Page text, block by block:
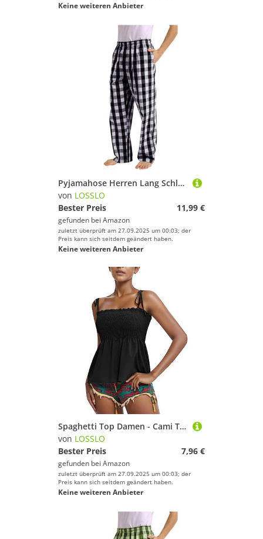
Keine weiteren Anbieter
Pyjamahose Herren Lang Schlafanzughosen für Herren Flanell Baumwolle Pyjama Hose Karierte Bequem Loungehose Freizeithose Leichte Sporthose Laufhose Relaxhose
von LOSSLO
Bester Preis
11,99 €
gefunden bei Amazon
zuletzt überprüft am 27.09.2025 um 00:03; der
Preis kann sich seitdem geändert haben.
Keine weiteren Anbieter
Spaghetti Top Damen - Cami Top Damen mit Rüschen Tank Top Damen Sexy Trägertop Blusentop Ärmelloses Lace Up Oberteile Tshirt Einfarbig Camisole Tops Spaghettiträger Vest Tunika Tanktops Frauen
von LOSSLO
Bester Preis
7,96 €
gefunden bei Amazon
zuletzt überprüft am 27.09.2025 um 00:03; der
Preis kann sich seitdem geändert haben.
Keine weiteren Anbieter